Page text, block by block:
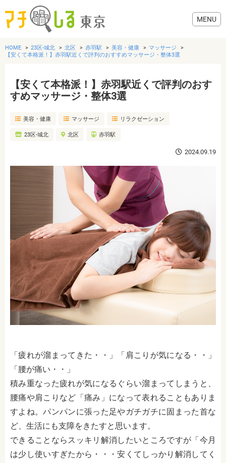
グルメ
美容・健康
HOME 23区-城北 北区 赤羽駅 美容・健康
マッサージ
【安くて本格派！】赤羽駅近くで評判のおすすめマッサージ・整体3選
【安くて本格派！】赤羽駅近くで評判のおす
すめマッサージ・整体3選
美容・健康 マッサージ リラクゼーション
23区-城北 北区 赤羽駅
2024.09.19
「疲れが溜まってきた・・」「肩こりが気になる・・」
「腰が痛い・・」
積み重なった疲れが気になるぐらい溜まってしまうと、
腰痛や肩こりなど「痛み」になって表れることもありま
すよね。パンパンに張った足やガチガチに固まった首な
ど、生活にも支障をきたすと思います。
できることならスッキリ解消したいところですが「今月
は少し使いすぎたから・・・安くてしっかり解消してく